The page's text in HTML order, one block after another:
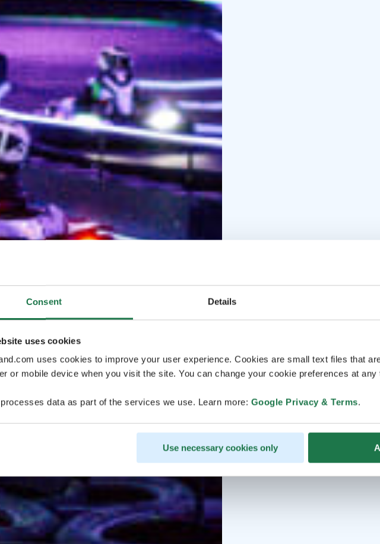
Consent Details
uses cookies
uses cookies to improve your user experience. Cookies are small text files that
or mobile device when you visit the site. You can change your cookie preferences at any
data as part of the services we use. Learn more: Google Privacy & Terms.
Use necessary cookies only